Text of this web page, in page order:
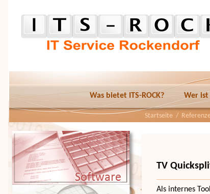
Was bietet ITS-ROCK? Wer ist
Startseite /
TV
Als internes